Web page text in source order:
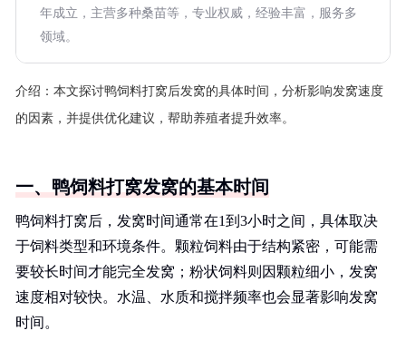
年成立，主营多种桑苗等，专业权威，经验丰富，服务多
领域。
介绍： 本文探讨鸭饲料打窝后发窝的具体时间，分析影响发窝速度
的因素，并提供优化建议，帮助养殖者提升效率。
一、鸭饲料打窝发窝的基本时间
鸭饲料打窝后，发窝时间通常在1到3小时之间，具体取决
于饲料类型和环境条件。颗粒饲料由于结构紧密，可能需
要较长时间才能完全发窝；粉状饲料则因颗粒细小，发窝
速度相对较快。水温、水质和搅拌频率也会显著影响发窝
时间。